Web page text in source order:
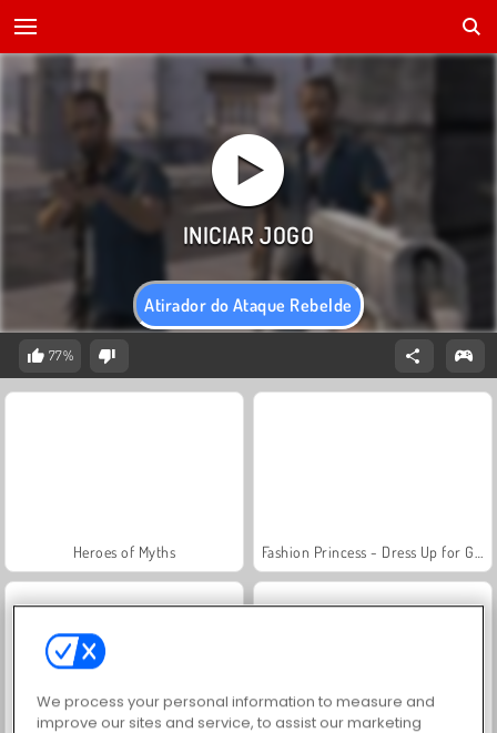
Atirador do Ataque Rebelde
77%
Heroes of Myths
We process your personal information to measure and
improve our sites and service, to assist our marketing